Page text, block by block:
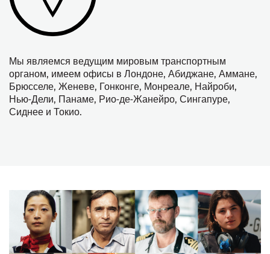
Мы являемся ведущим мировым транспортным
органом, имеем офисы в Лондоне, Абиджане, Аммане,
Брюсселе, Женеве, Гонконге, Монреале, Найроби,
Нью-Дели, Панаме, Рио-де-Жанейро, Сингапуре,
Сиднее и Токио.